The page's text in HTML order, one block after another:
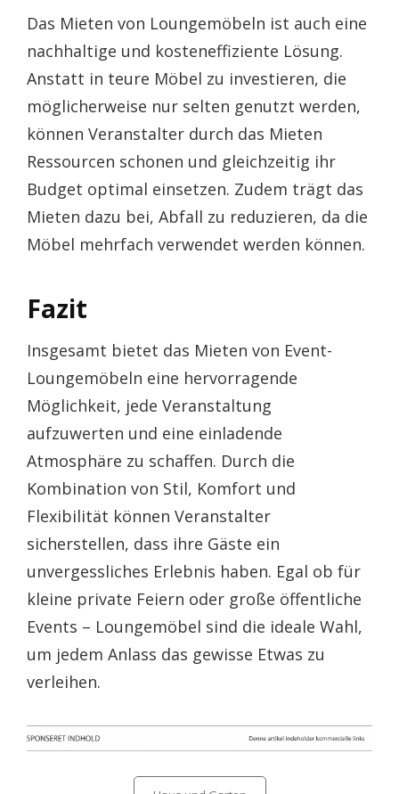
Das Mieten von Loungemöbeln ist auch eine
nachhaltige und kosteneffiziente Lösung.
Anstatt in teure Möbel zu investieren, die
möglicherweise nur selten genutzt werden,
können Veranstalter durch das Mieten
Ressourcen schonen und gleichzeitig ihr
Budget optimal einsetzen. Zudem trägt das
Mieten dazu bei, Abfall zu reduzieren, da die
Möbel mehrfach verwendet werden können.
Fazit
Insgesamt bietet das Mieten von Event-
Loungemöbeln eine hervorragende
Möglichkeit, jede Veranstaltung
aufzuwerten und eine einladende
Atmosphäre zu schaffen. Durch die
Kombination von Stil, Komfort und
Flexibilität können Veranstalter
sicherstellen, dass ihre Gäste ein
unvergessliches Erlebnis haben. Egal ob für
kleine private Feiern oder große öffentliche
Events – Loungemöbel sind die ideale Wahl,
um jedem Anlass das gewisse Etwas zu
verleihen.